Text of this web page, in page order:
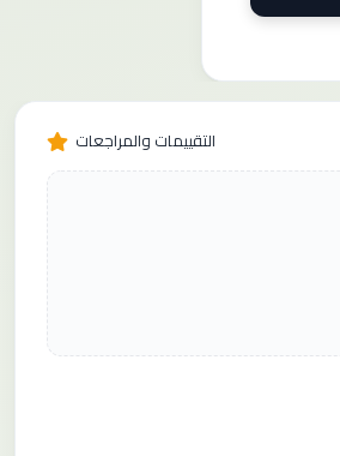
التقييمات والمراجعات